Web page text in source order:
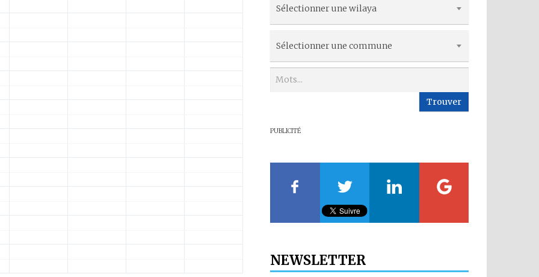
Sélectionner une wilaya
Sélectionner une commune
Trouver
PUBLICITÉ
NEWSLETTER